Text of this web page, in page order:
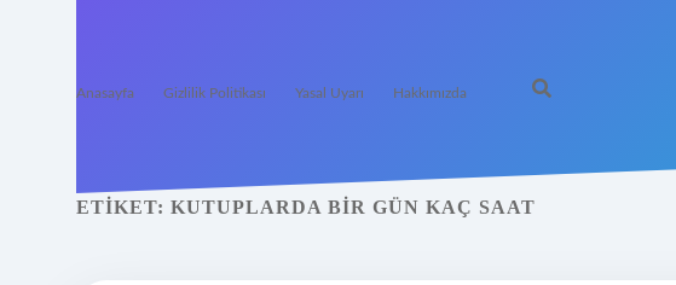
Anasayfa Gizlilik Politikası Yasal Uyarı Hakkımızda
ETIKET: KUTUPLARDA BIR GÜN KAÇ SAAT